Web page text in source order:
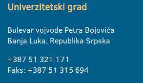
Univerzitetski grad
Bulevar vojvode Petra Bojovića
Banja Luka, Republika Srpska
+387 51 321 171
Faks: +387 51 315 694